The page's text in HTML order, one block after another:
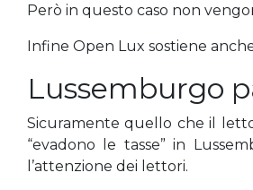
Però in questo caso non
Infine Open Lux sostiene
Lussemburgo
Sicuramente quello che il
“evadono le tasse” in
l’attenzione dei lettori.